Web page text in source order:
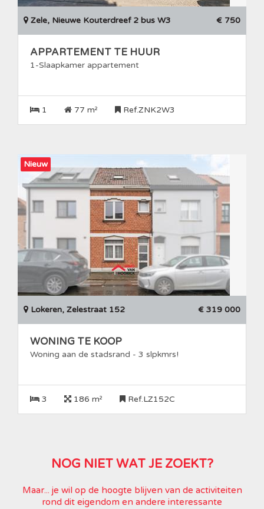
Zele, Nieuwe Kouterdreef 2 bus W3 € 750
APPARTEMENT TE HUUR
1-Slaapkamer appartement
1 77 m² Ref.ZNK2W3
Nieuw
Lokeren, Zelestraat 152 € 319 000
WONING TE KOOP
Woning aan de stadsrand - 3 slpkmrs!
3 186 m² Ref.LZ152C
NOG NIET WAT JE ZOEKT?
Maar... je wil op de hoogte blijven van de activiteiten
rond dit eigendom en andere interessante